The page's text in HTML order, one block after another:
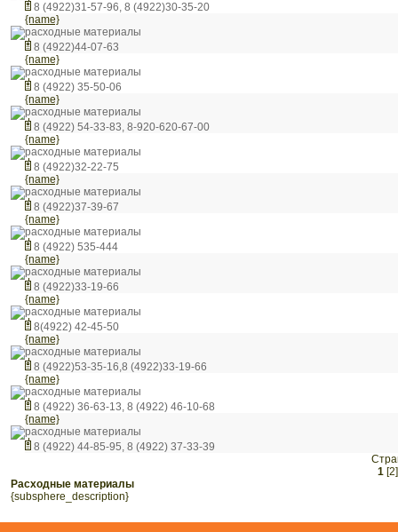
8 (4922)31-57-96, 8 (4922)30-35-20
{name}
расходные материалы
8 (4922)44-07-63
{name}
расходные материалы
8 (4922) 35-50-06
{name}
расходные материалы
8 (4922) 54-33-83, 8-920-620-67-00
{name}
расходные материалы
8 (4922)32-22-75
{name}
расходные материалы
8 (4922)37-39-67
{name}
расходные материалы
8 (4922) 535-444
{name}
расходные материалы
8 (4922)33-19-66
{name}
расходные материалы
8(4922) 42-45-50
{name}
расходные материалы
8 (4922)53-35-16,8 (4922)33-19-66
{name}
расходные материалы
8 (4922) 36-63-13, 8 (4922) 46-10-68
{name}
расходные материалы
8 (4922) 44-85-95, 8 (4922) 37-33-39
1 [2]
расходные материалы
{subsphere_description}